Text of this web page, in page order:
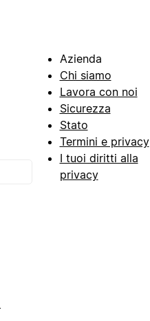
Azienda
Chi siamo
Lavora con noi
Sicurezza
Stato
Termini e privacy
I tuoi diritti alla
privacy